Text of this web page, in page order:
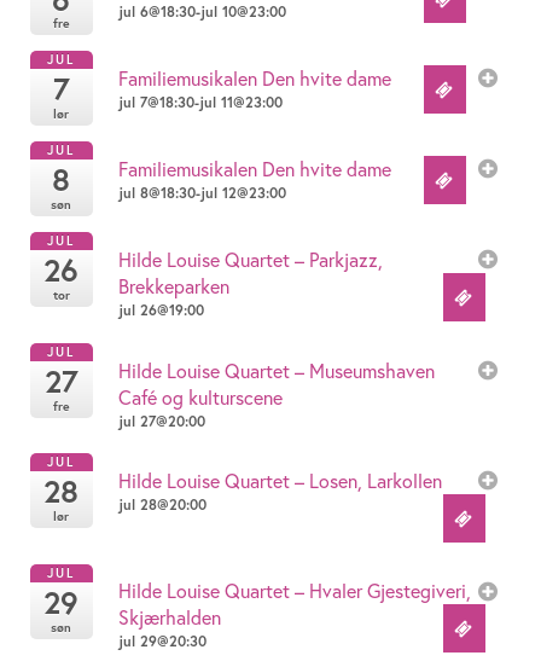
fre
jul 6@18:30-jul 10@23:00
JUL
7
lør
Familiemusikalen Den hvite dame
jul 7@18:30-jul 11@23:00
JUL
8
søn
Familiemusikalen Den hvite dame
jul 8@18:30-jul 12@23:00
JUL
26
tor
Hilde Louise Quartet – Parkjazz,
Brekkeparken
jul 26@19:00
JUL
27
fre
Hilde Louise Quartet – Museumshaven
Café og kulturscene
jul 27@20:00
JUL
28
lør
Hilde Louise Quartet – Losen, Larkollen
jul 28@20:00
JUL
29
søn
Hilde Louise Quartet – Hvaler Gjestegiveri,
Skjærhalden
jul 29@20:30